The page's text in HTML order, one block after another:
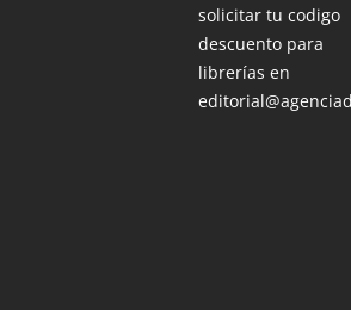
solicitar tu codigo
descuento para
librerías en